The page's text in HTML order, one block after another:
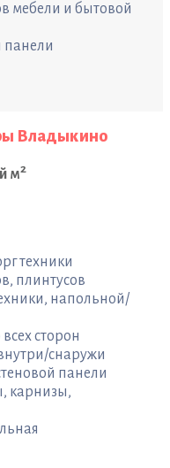
мебели и бытовой
панели
Владыкино
м2
техники
плинтусов
напольной/
сторон
снаружи
панели
карнизы,